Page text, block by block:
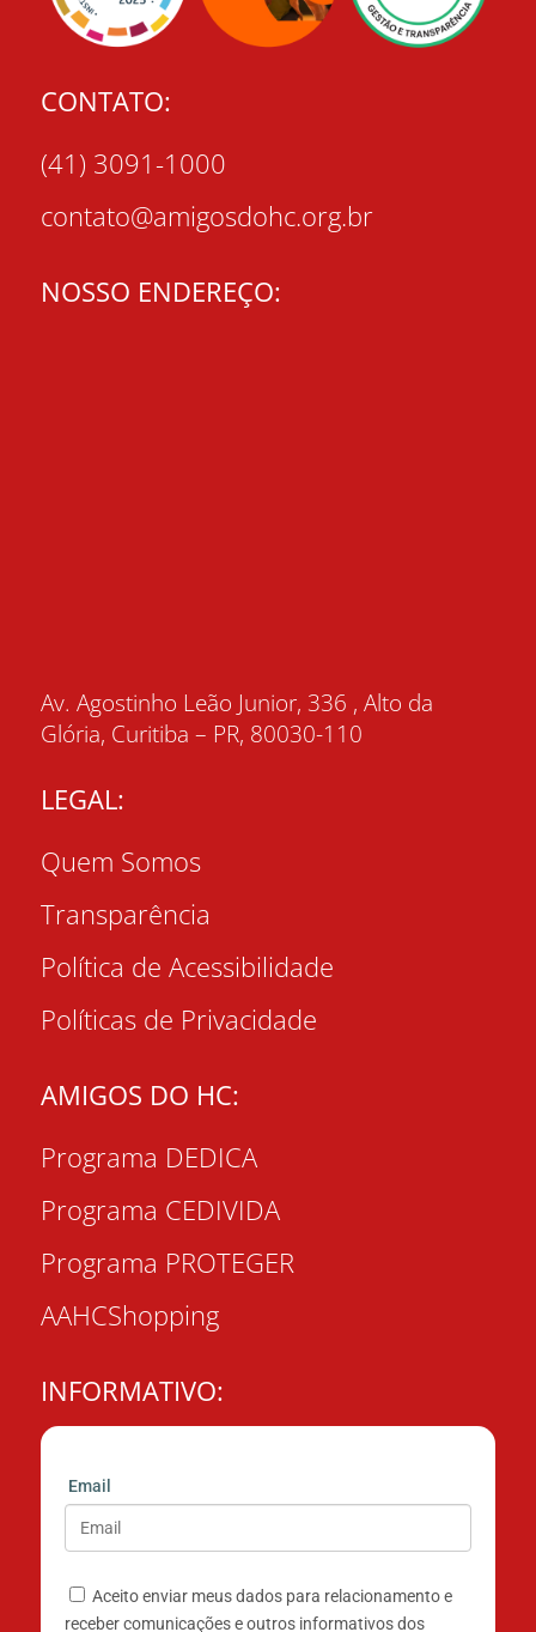
CONTATO:
(41) 3091-1000
contato@amigosdohc.org.br
NOSSO ENDEREÇO:
Av. Agostinho Leão Junior, 336 , Alto da
Glória, Curitiba – PR, 80030-110
LEGAL:
Quem Somos
Transparência
Política de Acessibilidade
Políticas de Privacidade
AMIGOS DO HC:
Programa DEDICA
Programa CEDIVIDA
Programa PROTEGER
AAHCShopping
INFORMATIVO:
Email
Aceito enviar meus dados para relacionamento e
receber comunicações e outros informativos dos